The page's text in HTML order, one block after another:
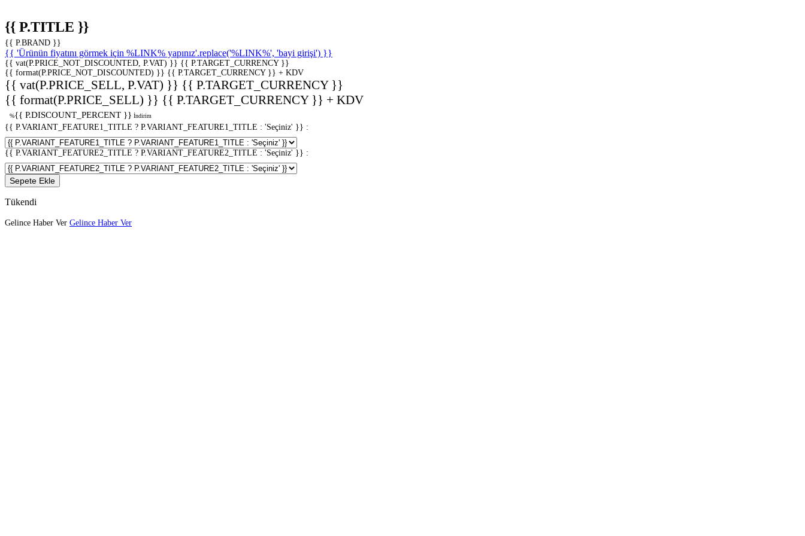
{{ P.TITLE }}
{{ P.BRAND }}
{{ 'Ürünün fiyatını görmek için %LINK% yapınız'.replace('%LINK%', 'bayi girişi') }}
{{ vat(P.PRICE_NOT_DISCOUNTED, P.VAT) }} {{ P.TARGET_CURRENCY }}
{{ format(P.PRICE_NOT_DISCOUNTED) }} {{ P.TARGET_CURRENCY }} + KDV
{{ vat(P.PRICE_SELL, P.VAT) }} {{ P.TARGET_CURRENCY }}
{{ format(P.PRICE_SELL) }} {{ P.TARGET_CURRENCY }} + KDV
%{{ P.DISCOUNT_PERCENT }} İndirim
{{ P.VARIANT_FEATURE1_TITLE ? P.VARIANT_FEATURE1_TITLE : 'Seçiniz' }} :
{{ P.VARIANT_FEATURE2_TITLE ? P.VARIANT_FEATURE2_TITLE : 'Seçiniz' }} :
Sepete Ekle
Tükendi
Gelince Haber Ver Gelince Haber Ver